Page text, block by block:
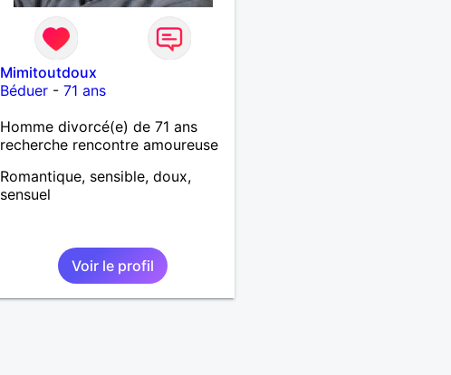
Mimitoutdoux
Béduer -71 ans
Homme divorcé(e) de 71 ans
recherche rencontre amoureuse
Romantique, sensible, doux,
sensuel
Voir le profil